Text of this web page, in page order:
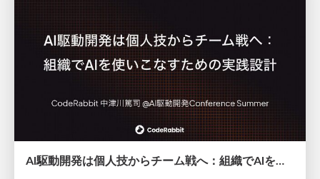
AI駆動開発は個人技からチーム戦へ：組織でAIを使いこなすための実践設計